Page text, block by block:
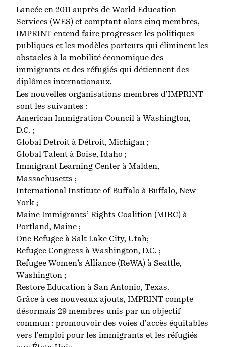
Lancée en 2011 auprès de World Education
Services (WES) et comptant alors cinq membres,
IMPRINT entend faire progresser les politiques
publiques et les modèles porteurs qui éliminent les
obstacles à la mobilité économique des
immigrants et des réfugiés qui détiennent des
diplômes internationaux.
Les nouvelles organisations membres d’IMPRINT
sont les suivantes :
American Immigration Council à Washington,
D.C. ;
Global Detroit à Détroit, Michigan ;
Global Talent à Boise, Idaho ;
Immigrant Learning Center à Malden,
Massachusetts ;
International Institute of Buffalo à Buffalo, New
York ;
Maine Immigrants’ Rights Coalition (MIRC) à
Portland, Maine ;
One Refugee à Salt Lake City, Utah;
Refugee Congress à Washington, D.C. ;
Refugee Women’s Alliance (ReWA) à Seattle,
Washington ;
Restore Education à San Antonio, Texas.
Grâce à ces nouveaux ajouts, IMPRINT compte
désormais 29 membres unis par un objectif
commun : promouvoir des voies d’accès équitables
vers l’emploi pour les immigrants et les réfugiés